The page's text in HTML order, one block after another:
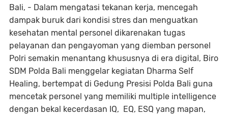
Bali, - Dalam mengatasi tekanan kerja, mencegah
dampak buruk dari kondisi stres dan menguatkan
kesehatan mental personel dikarenakan tugas
pelayanan dan pengayoman yang diemban personel
Polri semakin menantang khususnya di era digital, Biro
SDM Polda Bali menggelar kegiatan Dharma Self
Healing, bertempat di Gedung Presisi Polda Bali guna
mencetak personel yang memiliki multiple intelligence
dengan bekal kecerdasan IQ, EQ, ESQ yang mapan,